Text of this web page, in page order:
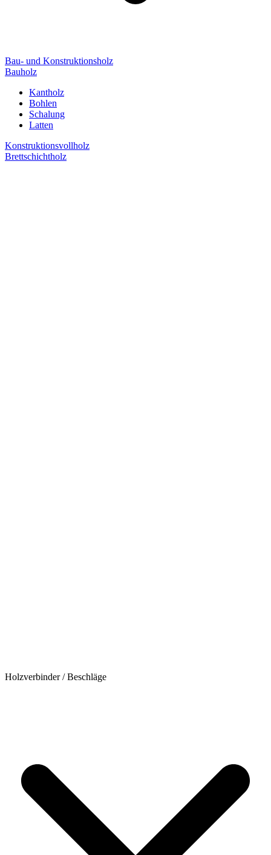
Bau- und Konstruktionsholz
Bauholz
Kantholz
Bohlen
Schalung
Latten
Konstruktionsvollholz
Brettschichtholz
Holzverbinder / Beschläge